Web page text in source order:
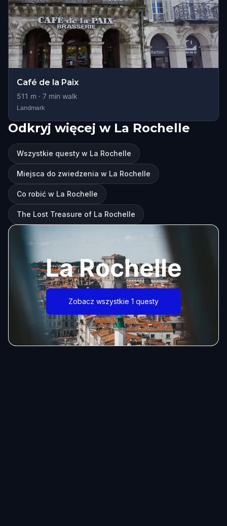
Café de la Paix
511 m · 7 min walk
Landmark
Odkryj więcej w La Rochelle
Wszystkie questy w La Rochelle
Miejsca do zwiedzenia w La Rochelle
Co robić w La Rochelle
The Lost Treasure of La Rochelle
La Rochelle
Zobacz wszystkie 1 questy